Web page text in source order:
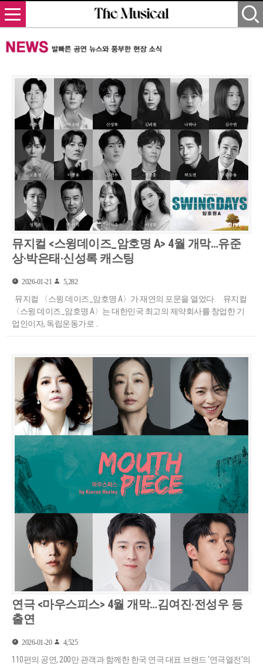
뮤지컬 <스윙데이즈_암호명 A> 4월 개막…유준
상·박은태·신성록 캐스팅
2026-01-21 5,282
〈스윙 데이즈_암호명 A〉는 대한민국 최고의 제약회사를 창업한 기
업인이자, 독립운동가로 ..
연극 <마우스피스> 4월 개막…김여진·전성우 등
출연
2026-01-20 4,525
110편의 공연, 200만 관객과 함께한 한국 연극 대표 브랜드 ‘연극열전’의